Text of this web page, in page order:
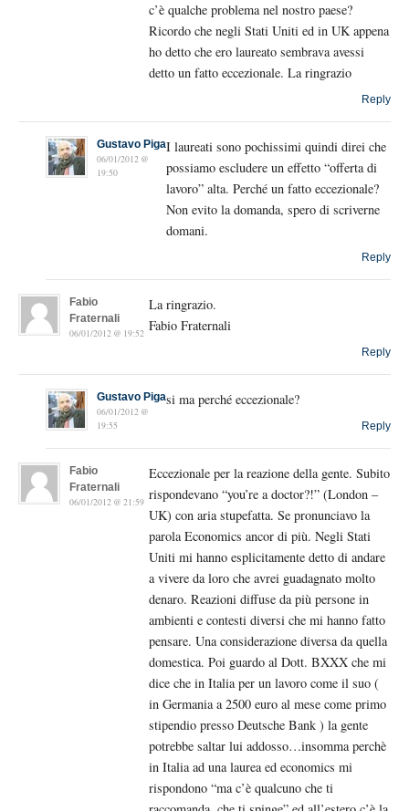
c’è qualche problema nel nostro paese?
Ricordo che negli Stati Uniti ed in UK appena
ho detto che ero laureato sembrava avessi
detto un fatto eccezionale. La ringrazio
Reply
Gustavo Piga
06/01/2012 @
19:50
I laureati sono pochissimi quindi direi che
possiamo escludere un effetto “offerta di
lavoro” alta. Perché un fatto eccezionale?
Non evito la domanda, spero di scriverne
domani.
Reply
Fabio
Fraternali
06/01/2012 @ 19:52
La ringrazio.
Fabio Fraternali
Reply
Gustavo Piga
06/01/2012 @
19:55
si ma perché eccezionale?
Reply
Fabio
Fraternali
06/01/2012 @ 21:59
Eccezionale per la reazione della gente. Subito
rispondevano “you’re a doctor?!” (London –
UK) con aria stupefatta. Se pronunciavo la
parola Economics ancor di più. Negli Stati
Uniti mi hanno esplicitamente detto di andare
a vivere da loro che avrei guadagnato molto
denaro. Reazioni diffuse da più persone in
ambienti e contesti diversi che mi hanno fatto
pensare. Una considerazione diversa da quella
domestica. Poi guardo al Dott. BXXX che mi
dice che in Italia per un lavoro come il suo (
in Germania a 2500 euro al mese come primo
stipendio presso Deutsche Bank ) la gente
potrebbe saltar lui addosso…insomma perchè
in Italia ad una laurea ed economics mi
rispondono “ma c’è qualcuno che ti